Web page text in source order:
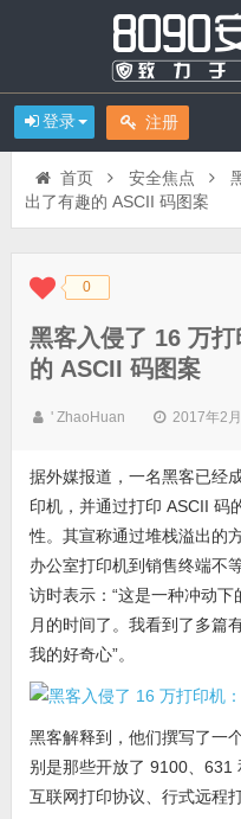
登录 注册
首页 安全焦点
出了有趣的 ASCII 码图案
◆◆ 0
黑客入侵了 16 万
的 ASCII 码图案
' ZhaoHuan 2017年2
据外媒报道，一名黑客已经
印机，并通过打印 ASCII 码
性。其宣称通过堆栈溢出的
办公室打印机到销售终端不
访时表示：“这是一种冲动
月的时间了。我看到了多篇
我的好奇心”。
黑客解释到，他们撰写了一
别是那些开放了 9100、631
互联网打印协议、行式远程